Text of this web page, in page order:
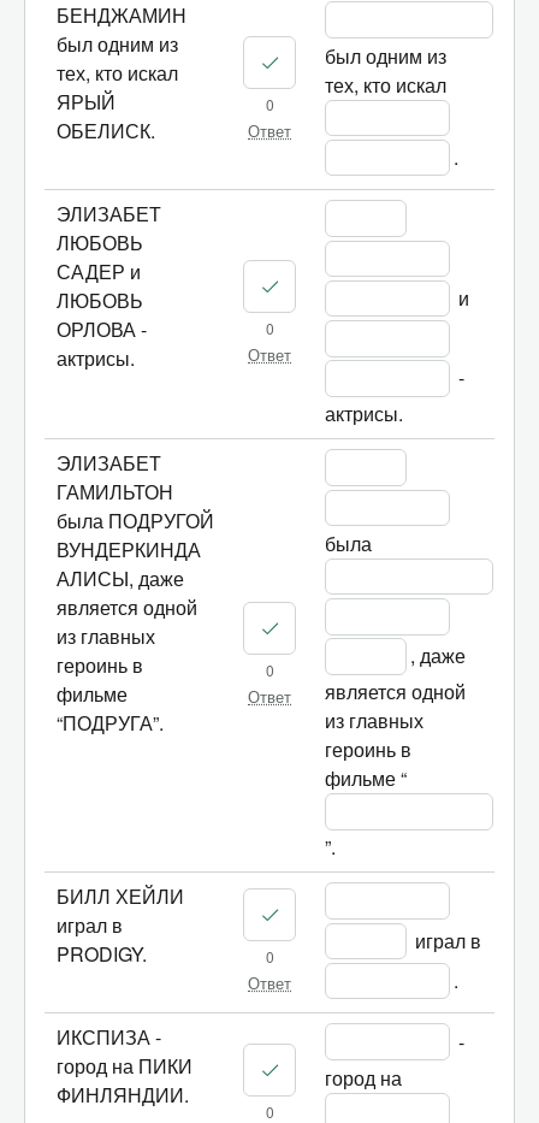
БЕНДЖАМИН
был одним из
тех, кто искал
ЯРЫЙ
ОБЕЛИСК.
0
Ответ
был одним из
тех, кто искал
.
ЭЛИЗАБЕТ
ЛЮБОВЬ
САДЕР и
ЛЮБОВЬ
ОРЛОВА -
актрисы.
0
Ответ
и
-
актрисы.
ЭЛИЗАБЕТ
ГАМИЛЬТОН
была ПОДРУГОЙ
ВУНДЕРКИНДА
АЛИСЫ, даже
является одной
из главных
героинь в
фильме
“ПОДРУГА”.
0
Ответ
была
, даже
является одной
из главных
героинь в
фильме “
”.
БИЛЛ ХЕЙЛИ
играл в
PRODIGY.
0
Ответ
.
ИКСПИЗА -
город на ПИКИ
ФИНЛЯНДИИ.
0
-
город на